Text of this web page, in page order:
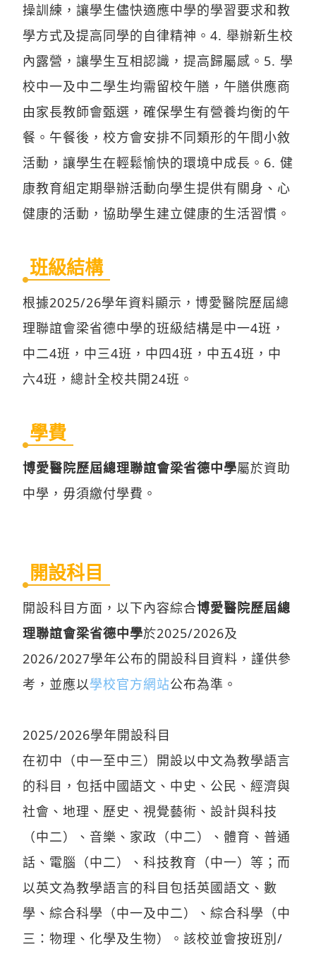
操訓練，讓學生儘快適應中學的學習要求和教
學方式及提高同學的自律精神。4. 舉辦新生校
內露營，讓學生互相認識，提高歸屬感。5. 學
校中一及中二學生均需留校午膳，午膳供應商
由家長教師會甄選，確保學生有營養均衡的午
餐。午餐後，校方會安排不同類形的午間小敘
活動，讓學生在輕鬆愉快的環境中成長。6. 健
康教育組定期舉辦活動向學生提供有關身、心
健康的活動，協助學生建立健康的生活習慣。
班級結構
根據2025/26學年資料顯示，博愛醫院歷屆總
理聯誼會梁省德中學的班級結構是中一4班，
中二4班，中三4班，中四4班，中五4班，中
六4班，總計全校共開24班。
學費
博愛醫院歷屆總理聯誼會梁省德中學屬於資助
中學，毋須繳付學費。
開設科目
開設科目方面，以下內容綜合博愛醫院歷屆總
理聯誼會梁省德中學於2025/2026及
2026/2027學年公布的開設科目資料，謹供參
考，並應以學校官方網站公布為準。
2025/2026學年開設科目
在初中（中一至中三）開設以中文為教學語言
的科目，包括中國語文、中史、公民、經濟與
社會、地理、歷史、視覺藝術、設計與科技
（中二）、音樂、家政（中二）、體育、普通
話、電腦（中二）、科技教育（中一）等；而
以英文為教學語言的科目包括英國語文、數
學、綜合科學（中一及中二）、綜合科學（中
三：物理、化學及生物）。該校並會按班別/